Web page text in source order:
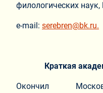
филологических наук,
e-mail: serebren@bk.ru.
Краткая
Окончил